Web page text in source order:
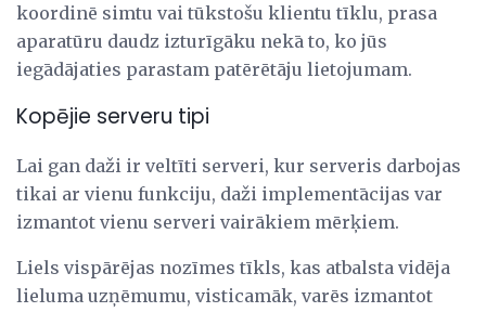
koordinē simtu vai tūkstošu klientu tīklu, prasa
aparatūru daudz izturīgāku nekā to, ko jūs
iegādājaties parastam patērētāju lietojumam.
Kopējie serveru tipi
Lai gan daži ir veltīti serveri, kur serveris darbojas
tikai ar vienu funkciju, daži implementācijas var
izmantot vienu serveri vairākiem mērķiem.
Liels vispārējas nozīmes tīkls, kas atbalsta vidēja
lieluma uzņēmumu, visticamāk, varēs izmantot